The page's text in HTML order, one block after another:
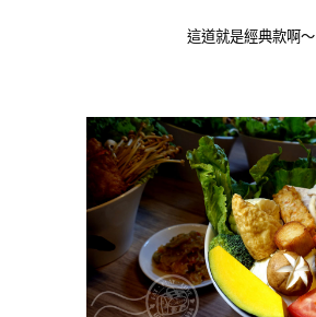
這道就是經典款啊～